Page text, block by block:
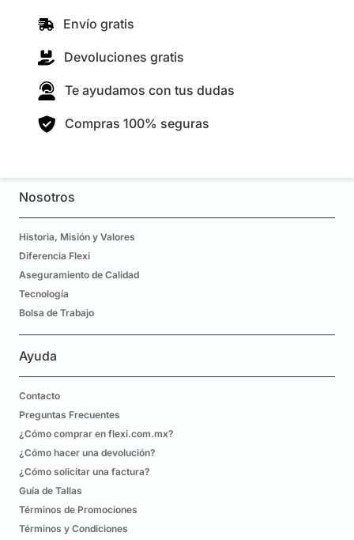
Envío gratis
Devoluciones gratis
Te ayudamos con tus dudas
Compras 100% seguras
Nosotros
Historia, Misión y Valores
Diferencia Flexi
Aseguramiento de Calidad
Tecnología
Bolsa de Trabajo
Ayuda
Contacto
Preguntas Frecuentes
¿Cómo comprar en flexi.com.mx?
¿Cómo hacer una devolución?
¿Cómo solicitar una factura?
Guía de Tallas
Términos de Promociones
Términos y Condiciones